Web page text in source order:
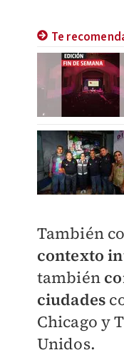
Te
También
contexto
también
ciudades
Chicago y
Unidos.